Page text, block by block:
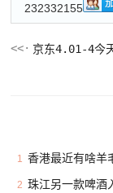
232332155
京东4.01-4今
1 香港最近有啥羊
2 珠江另一款啤酒